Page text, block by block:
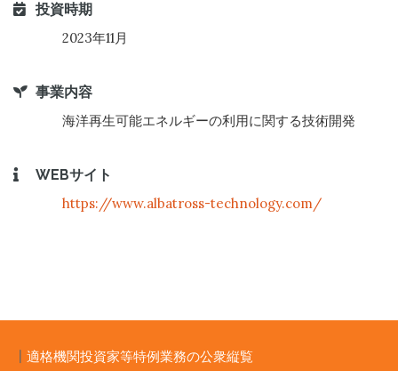
投資時期
2023年11月
事業内容
海洋再生可能エネルギーの利用に関する技術開発
WEBサイト
https://www.albatross-technology.com/
適格機関投資家等特例業務の公衆縦覧